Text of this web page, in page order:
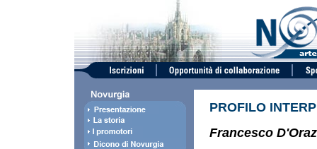
PROFILO
Francesco